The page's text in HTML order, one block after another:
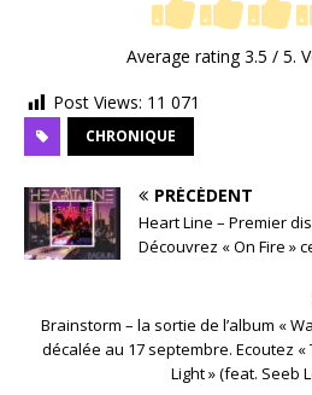
Average rating3.5 / 5.
Post Views: 11 071
CHRONIQUE
PRÉCÉDENT
Heart Line – Premier
Découvrez « On Fire »
Brainstorm – la sortie de l’album «
décalée au 17 septembre. Ecoutez «
Light » (feat. Seeb